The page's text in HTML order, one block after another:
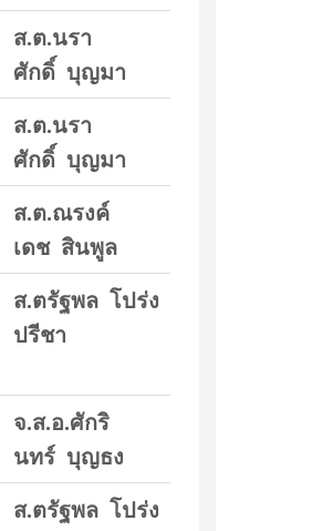
ส.ต.นรา
ศักดิ์ บุญมา
ส.ต.นรา
ศักดิ์ บุญมา
ส.ต.ณรงค์
เดช สินพูล
ส.ตรัฐพล โปร่ง
ปรีชา
จ.ส.อ.ศักริ
นทร์ บุญธง
ส.ตรัฐพล โปร่ง